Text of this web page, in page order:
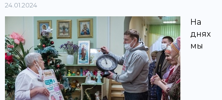
24.01.2024
На
днях
мы